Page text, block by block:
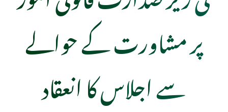
پر مشاورت کے حوالے
سے اجلاس کا انعقاد